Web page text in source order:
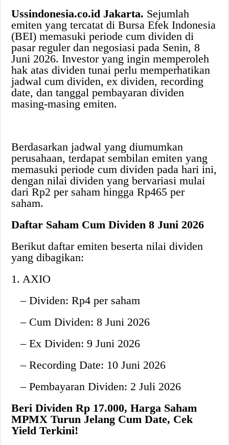
Ussindonesia.co.id Jakarta. Sejumlah
emiten yang tercatat di Bursa Efek Indonesia
(BEI) memasuki periode cum dividen di
pasar reguler dan negosiasi pada Senin, 8
Juni 2026. Investor yang ingin memperoleh
hak atas dividen tunai perlu memperhatikan
jadwal cum dividen, ex dividen, recording
date, dan tanggal pembayaran dividen
masing-masing emiten.
Berdasarkan jadwal yang diumumkan
perusahaan, terdapat sembilan emiten yang
memasuki periode cum dividen pada hari ini,
dengan nilai dividen yang bervariasi mulai
dari Rp2 per saham hingga Rp465 per
saham.
Daftar Saham Cum Dividen 8 Juni 2026
Berikut daftar emiten beserta nilai dividen
yang dibagikan:
1. AXIO
– Dividen: Rp4 per saham
– Cum Dividen: 8 Juni 2026
– Ex Dividen: 9 Juni 2026
– Recording Date: 10 Juni 2026
– Pembayaran Dividen: 2 Juli 2026
Beri Dividen Rp 17.000, Harga Saham
MPMX Turun Jelang Cum Date, Cek
Yield Terkini!